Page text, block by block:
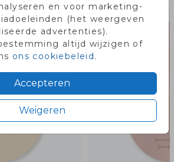
en voor marketing-
(het weergeven
advertenties).
altijd wijzigen of
ons cookiebeleid.
Accepteren
Weigeren